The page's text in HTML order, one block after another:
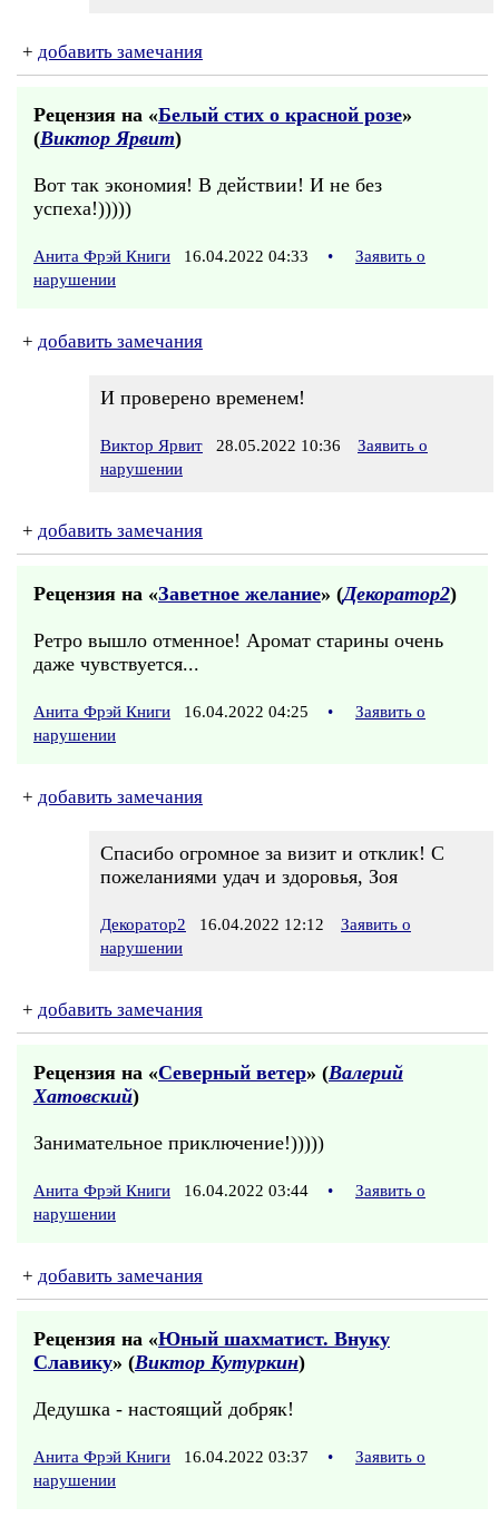
+ добавить замечания
Рецензия на «Белый стих о красной розе»
(Виктор Ярвит)
Вот так экономия! В действии! И не без
успеха!)))))
Анита Фрэй Книги 16.04.2022 04:33 •
Заявить о
нарушении
+ добавить замечания
И проверено временем!
Виктор Ярвит 28.05.2022 10:36
Заявить о
нарушении
+ добавить замечания
Рецензия на «Заветное желание» (Декоратор2)
Ретро вышло отменное! Аромат старины очень
даже чувствуется...
Анита Фрэй Книги 16.04.2022 04:25 •
Заявить о
нарушении
+ добавить замечания
Спасибо огромное за визит и отклик! С
пожеланиями удач и здоровья, Зоя
Декоратор2 16.04.2022 12:12
Заявить о
нарушении
+ добавить замечания
Рецензия на «Северный ветер» (Валерий
Хатовский)
Занимательное приключение!)))))
Анита Фрэй Книги 16.04.2022 03:44 •
Заявить о
нарушении
+ добавить замечания
Рецензия на «Юный шахматист. Внуку
Славику» (Виктор Кутуркин)
Дедушка - настоящий добряк!
Анита Фрэй Книги 16.04.2022 03:37 •
Заявить о
нарушении